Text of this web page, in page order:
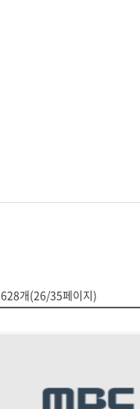
628개(26/35페이지)